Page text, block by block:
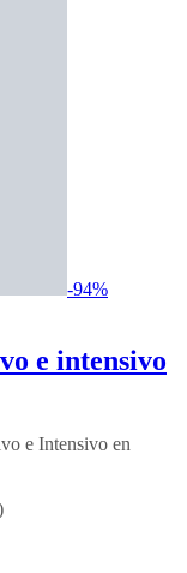
-94%
e intensivo
e Intensivo en